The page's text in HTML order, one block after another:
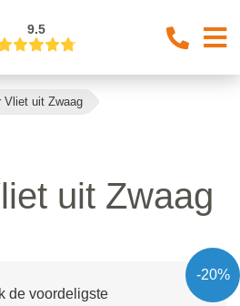
9.5
Vliet uit Zwaag
uit Zwaag
-20%
de voordeligste